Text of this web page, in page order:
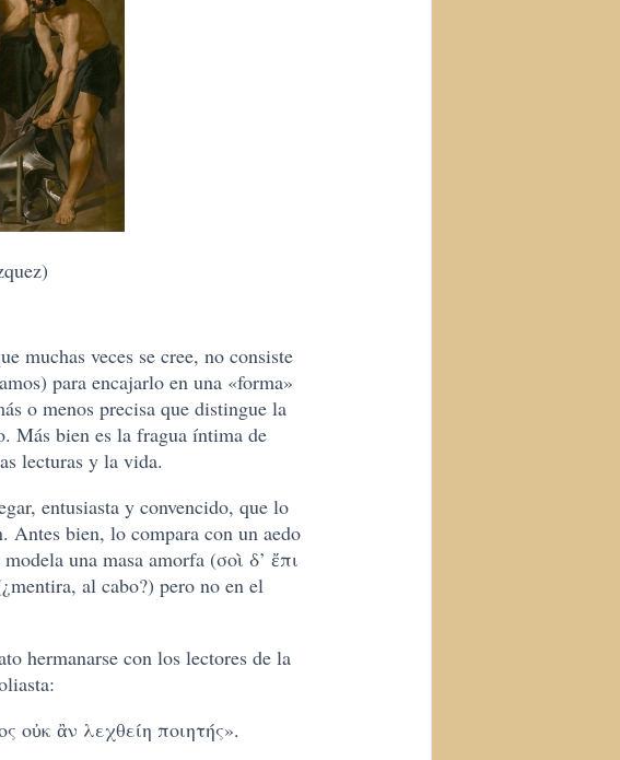
muchas veces se cree, no consiste
para encajarlo en una «forma»
o menos precisa que distingue la
Más bien es la fragua íntima de
lecturas y la vida.
entusiasta y convencido, que lo
Antes bien, lo compara con un aedo
una masa amorfa (σοὶ δ’ ἔπι
al cabo?) pero no en el
hermanarse con los lectores de la
οὐκ ἂν λεχθείη ποιητής».